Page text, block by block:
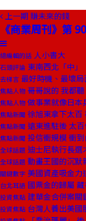
上一期 賺未來的錢
《商業周刊》第
總編輯的話 人小書大
石頭評論 東南西北「中」
去梯言 最好時機、最壞
焦點人物 哥哥說的 我都聽
焦點人物 做事業就像日本
焦點新聞 徐旭東拿下太百
焦點新聞 遠東進駐後 太
焦點新聞 投信衝規模 衝
全球話題 迪士尼執行長選
全球話題 動畫王國的沉默
關鍵數字 美國資產吸金力
台北耳語 國票金的歸屬
投資焦點 建華金合併案關
投資焦點 台灣人養出美